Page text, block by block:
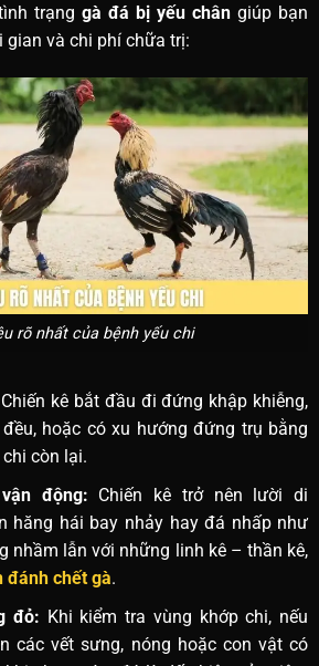
trạng gà đá bị yếu chân giúp bạn
gian và chi phí chữa trị:
rõ nhất của bệnh yếu chi
Chiến kê bắt đầu đi đứng khập khiễng,
hoặc có xu hướng đứng trụ bằng
còn lại.
động: Chiến kê trở nên lười di
hăng hái bay nhảy hay đá nhấp như
nhầm lẫn với những linh kê – thần kê,
đánh chết gà.
đỏ: Khi kiểm tra vùng khớp chi, nếu
các vết sưng, nóng hoặc con vật có